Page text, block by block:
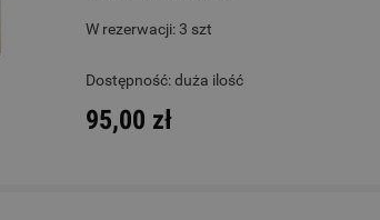
W rezerwacji: 3 szt
Dostępność:duża ilość
95,00 zł